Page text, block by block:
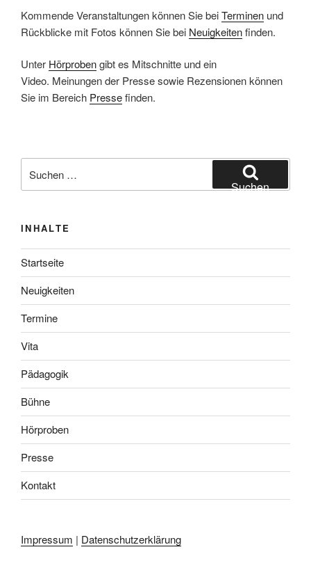
Kommende Veranstaltungen können Sie beiTerminen und
Rückblicke mit Fotos können Sie bei Neuigkeitenfinden.
Unter Hörprobengibt es Mitschnitte und ein
Video. Meinungen der Presse sowie Rezensionen können
Sie im Bereich Pressefinden.
nach:
Suchen
INHALTE
Startseite
Neuigkeiten
Termine
Vita
Pädagogik
Bühne
Hörproben
Presse
Kontakt
Impressum | Datenschutzerklärung